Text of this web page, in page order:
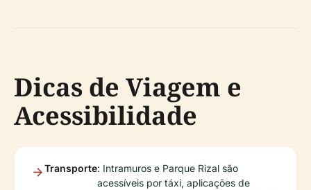
Dicas de Viagem e
Acessibilidade
Transporte: Intramuros e Parque Rizal são
acessíveis por táxi, aplicações de